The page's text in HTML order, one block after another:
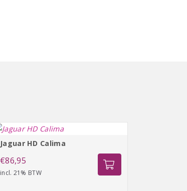
Jaguar HD Calima
€86,95
incl. 21% BTW